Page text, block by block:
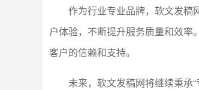
作为行业专业品牌，软文发稿
户体验，不断提升服务质量和效率
客户的信赖和支持。
未来，软文发稿网将继续秉承